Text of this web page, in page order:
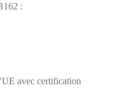
:
avec certification